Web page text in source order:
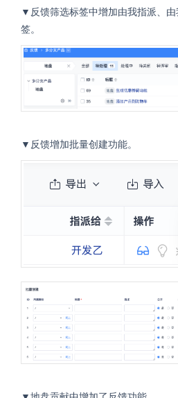
▼反馈筛选标签中增加由我指派、
签。
▼反馈增加批量创建功能。